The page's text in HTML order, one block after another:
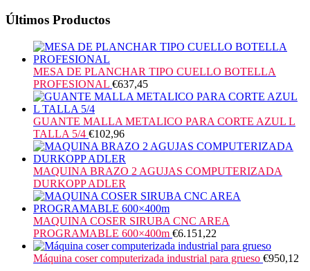
Últimos Productos
MESA DE PLANCHAR TIPO CUELLO BOTELLA
PROFESIONAL €637,45
GUANTE MALLA METALICO PARA CORTE AZUL L
TALLA 5/4 €102,96
MAQUINA BRAZO 2 AGUJAS COMPUTERIZADA
DURKOPP ADLER
MAQUINA COSER SIRUBA CNC AREA
PROGRAMABLE 600×400m €6.151,22
Máquina coser computerizada industrial para grueso €950,12